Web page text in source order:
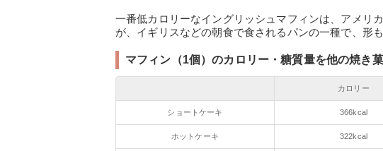
一番低カロリーなイングリッシュマフィンは、アメリ
が、イギリスなどの朝食で食されるパンの一種で、形
マフィン（1個）のカロリー・糖質量を他の焼き
カロリー
ショートケーキ 366kcal
ホットケーキ 322kcal